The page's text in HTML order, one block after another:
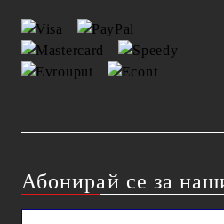
Абонирай се за